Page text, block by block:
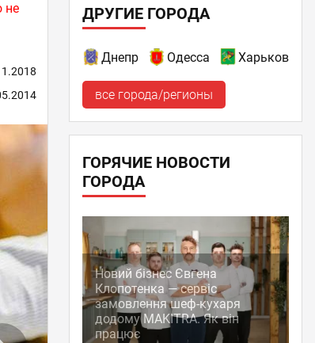
не
ДРУГИЕ ГОРОДА
Днепр Одесса Харьков
все города/регионы
ГОРЯЧИЕ НОВОСТИ
ГОРОДА
Новий бізнес Євгена
Клопотенка — сервіс
замовлення шеф-кухаря
додому MAKITRA. Як він
працює